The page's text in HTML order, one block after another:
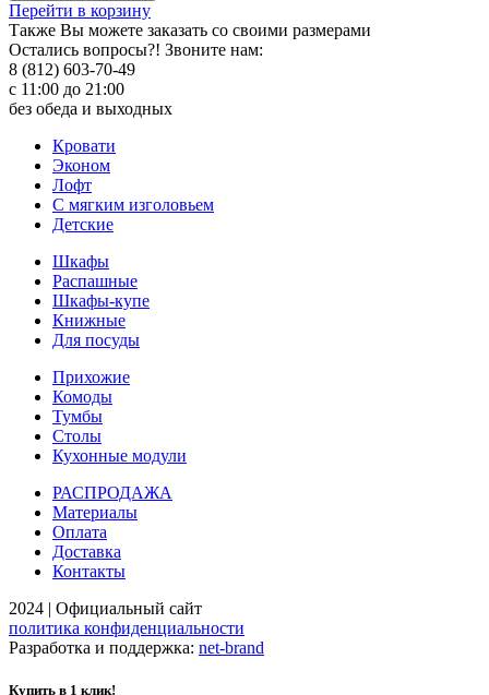
Перейти в корзину
Также Вы можете заказать со своими размерами
Остались вопросы?! Звоните нам:
8 (812) 603-70-49
с 11:00 до 21:00
без обеда и выходных
Кровати
Эконом
Лофт
С мягким изголовьем
Детские
Шкафы
Распашные
Шкафы-купе
Книжные
Для посуды
Прихожие
Комоды
Тумбы
Столы
Кухонные модули
РАСПРОДАЖА
Материалы
Оплата
Доставка
Контакты
2024 | Официальный сайт
политика конфиденциальности
Разработка и поддержка: net-brand
Купить в 1 клик!